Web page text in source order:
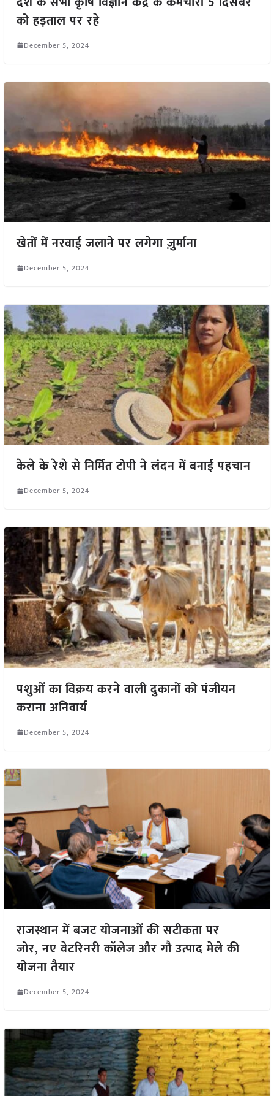
को हड़ताल पर रहे
December 5, 2024
खेतों में नरवाई जलाने पर लगेगा ज़ुर्माना
December 5, 2024
केले के रेशे से निर्मित टोपी ने लंदन में बनाई पहचान
December 5, 2024
पशुओं का विक्रय करने वाली दुकानों को पंजीयन
कराना अनिवार्य
December 5, 2024
राजस्थान में बजट योजनाओं की सटीकता पर
जोर, नए वेटरिनरी कॉलेज और गौ उत्पाद मेले की
योजना तैयार
December 5, 2024